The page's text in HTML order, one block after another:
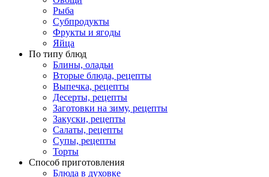
Рыба
Субпродукты
Фрукты и ягоды
Яйца
По типу блюд
Блины, оладьи
Вторые блюда, рецепты
Выпечка, рецепты
Десерты, рецепты
Заготовки на зиму, рецепты
Закуски, рецепты
Салаты, рецепты
Супы, рецепты
Торты
Способ приготовления
Блюда в духовке